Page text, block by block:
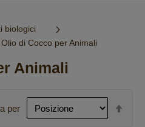
biologici
Olio di Cocco per Animali
Animali
per